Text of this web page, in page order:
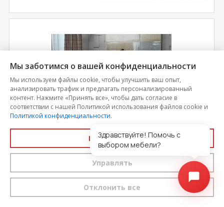
Стол раздвижной "Вектор 1,55" матовое стекло
Мы заботимся о вашей конфиденциальности
Мы используем файлы cookie, чтобы улучшить ваш опыт,
анализировать трафик и предлагать персонализированный
контент. Нажмите «Принять все», чтобы дать согласие в
соответствии с нашей Политикой использования файлов cookie и
Политикой конфиденциальности.
Принять все
Управлять
Отклонить все
Здравствуйте! Помочь с
выбором мебели?